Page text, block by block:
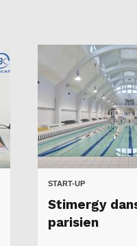
START-UP
Stimergy
parisien